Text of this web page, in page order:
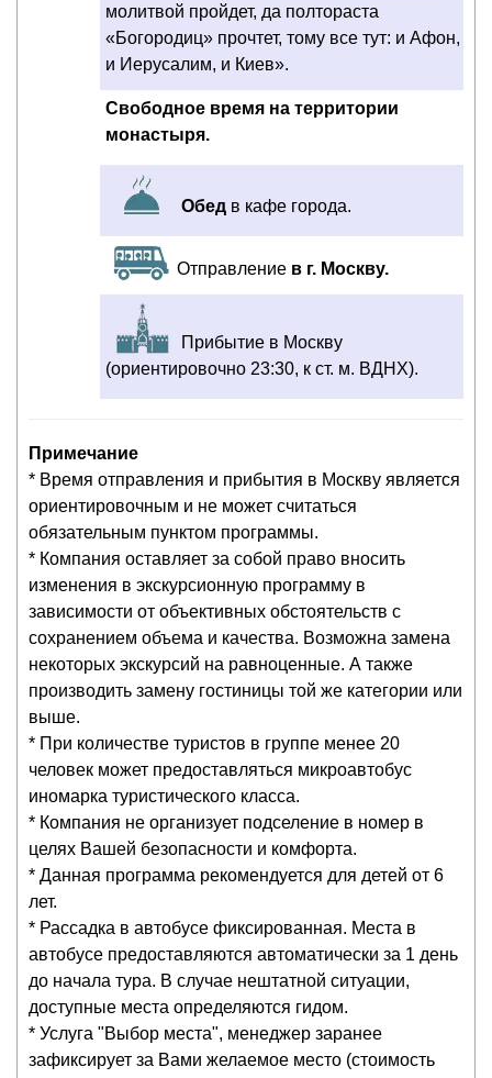
молитвой пройдет, да полтораста
«Богородиц» прочтет, тому все тут: и Афон,
и Иерусалим, и Киев».
Свободное время на территории
монастыря.
Обед в кафе города.
Отправление в г. Москву.
Прибытие в Москву
(ориентировочно 23:30, к ст. м. ВДНХ).
Примечание
* Время отправления и прибытия в Москву является
ориентировочным и не может считаться
обязательным пунктом программы.
* Компания оставляет за собой право вносить
изменения в экскурсионную программу в
зависимости от объективных обстоятельств с
сохранением объема и качества. Возможна замена
некоторых экскурсий на равноценные. А также
производить замену гостиницы той же категории или
выше.
* При количестве туристов в группе менее 20
человек может предоставляться микроавтобус
иномарка туристического класса.
* Компания не организует подселение в номер в
целях Вашей безопасности и комфорта.
* Данная программа рекомендуется для детей от 6
лет.
* Рассадка в автобусе фиксированная. Места в
автобусе предоставляются автоматически за 1 день
до начала тура. В случае нештатной ситуации,
доступные места определяются гидом.
* Услуга "Выбор места", менеджер заранее
зафиксирует за Вами желаемое место (стоимость